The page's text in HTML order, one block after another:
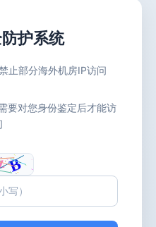
护系统
止部分海外机房IP访问
要对您身份鉴定后才能访